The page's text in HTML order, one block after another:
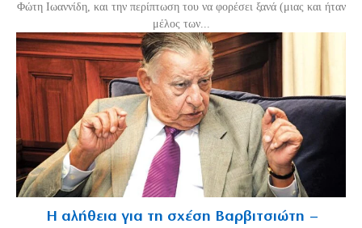
Φώτη Ιωαννίδη, και την περίπτωση του να φορέσει ξανά (μιας και ήταν
μέλος των...
Η αλήθεια για τη σχέση Βαρβιτσιώτη –